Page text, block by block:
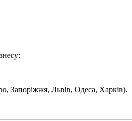
Запоріжжя, Львів, Одеса, Харків).